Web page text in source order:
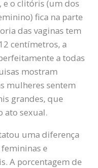
o clitóris (um dos
fica na parte
das vaginas tem
centímetros, a
a todas
mostram
mulheres sentem
grandes, que
ato sexual.
uma diferença
e
A porcentagem de